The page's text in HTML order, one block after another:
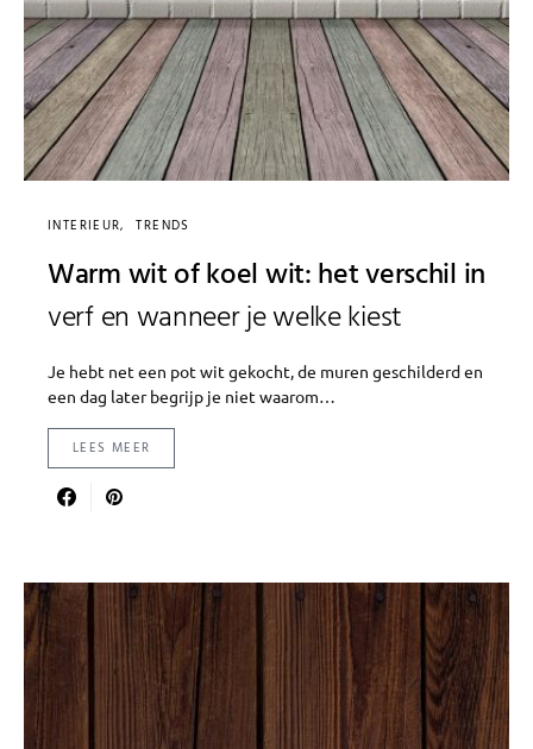
INTERIEUR TRENDS
Warm wit of koel wit: het verschil in
verf en wanneer je welke kiest
Je hebt net een pot wit gekocht, de muren geschilderd en
een dag later begrijp je niet waarom…
LEES MEER